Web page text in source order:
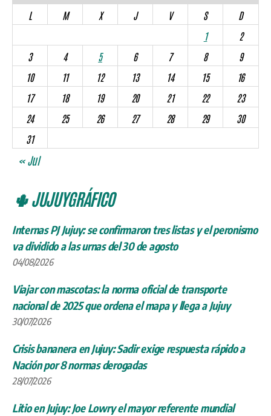
L
M X J V S
D
1
2
3
4 5 6 7 8
9
10
11 12 13 14 15
16
17
18 19 20 21 22
23
24
25 26 27 28 29
30
31
« Jul
🌵 JUJUYGRÁFICO
Internas PJ Jujuy: se confirmaron tres listas y el peronismo
va dividido a las urnas del 30 de agosto
04/08/2026
Viajar con mascotas: la norma oficial de transporte
nacional de 2025 que ordena el mapa y llega a Jujuy
30/07/2026
Crisis bananera en Jujuy: Sadir exige respuesta rápido a
Nación por 8 normas derogadas
28/07/2026
Litio en Jujuy: Joe Lowry el mayor referente mundial